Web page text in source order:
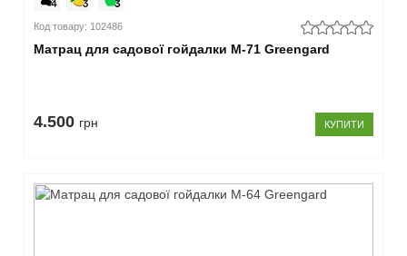
Код товару: 102486
Матрац для садової гойдалки М-71 Greengard
4.500 грн КУПИТИ